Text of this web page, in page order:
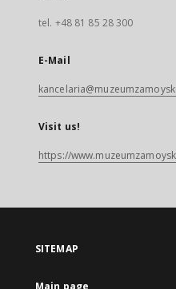
tel. +48 81 85 28 300
E-Mail
Visit us!
https://
SITEMAP
Main page